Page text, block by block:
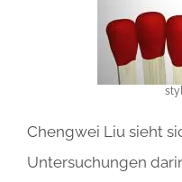
Chengwei Liu sieht
Untersuchungen